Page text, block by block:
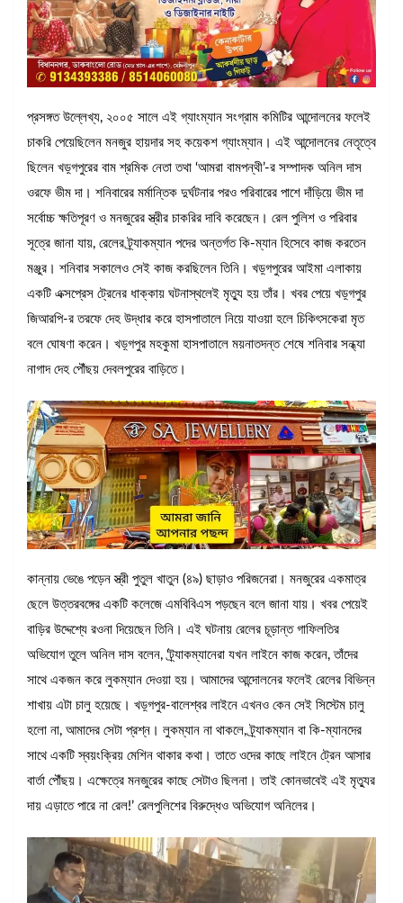
প্রসঙ্গত উল্লেখ্য, ২০০৫ সালে এই গ্যাংম্যান সংগ্রাম কমিটির আন্দোলনের ফলেই
চাকরি পেয়েছিলেন মনজুর হায়দার সহ কয়েকশ গ্যাংম্যান। এই আন্দোলনের নেতৃত্বে
ছিলেন খড়্গপুরের বাম শ্রমিক নেতা তথা ‘আমরা বামপন্থী’-র সম্পাদক অনিল দাস
ওরফে ভীম দা। শনিবারের মর্মান্তিক দুর্ঘটনার পরও পরিবারের পাশে দাঁড়িয়ে ভীম দা
সর্বোচ্চ ক্ষতিপূরণ ও মনজুরের স্ত্রীর চাকরির দাবি করেছেন। রেল পুলিশ ও পরিবার
সূত্রে জানা যায়, রেলের ট্র্যাকম্যান পদের অন্তর্গত কি-ম্যান হিসেবে কাজ করতেন
মঞ্জুর। শনিবার সকালেও সেই কাজ করছিলেন তিনি। খড়্গপুরের আইমা এলাকায়
একটি এক্সপ্রেস ট্রেনের ধাক্কায় ঘটনাস্থলেই মৃত্যু হয় তাঁর। খবর পেয়ে খড়্গপুর
জিআরপি-র তরফে দেহ উদ্ধার করে হাসপাতালে নিয়ে যাওয়া হলে চিকিৎসকেরা মৃত
বলে ঘোষণা করেন। খড়্গপুর মহকুমা হাসপাতালে ময়নাতদন্ত শেষে শনিবার সন্ধ্যা
নাগাদ দেহ পৌঁছয় দেবলপুরের বাড়িতে।
কান্নায় ভেঙে পড়েন স্ত্রী পুতুল খাতুন (৪৯) ছাড়াও পরিজনেরা। মনজুরের একমাত্র
ছেলে উত্তরবঙ্গের একটি কলেজে এমবিবিএস পড়ছেন বলে জানা যায়। খবর পেয়েই
বাড়ির উদ্দেশ্যে রওনা দিয়েছেন তিনি। এই ঘটনায় রেলের চূড়ান্ত গাফিলতির
অভিযোগ তুলে অনিল দাস বলেন, ‘ট্র্যাকম্যানেরা যখন লাইনে কাজ করেন, তাঁদের
সাথে একজন করে লুকম্যান দেওয়া হয়। আমাদের আন্দোলনের ফলেই রেলের বিভিন্ন
শাখায় এটা চালু হয়েছে। খড়্গপুর-বালেশ্বর লাইনে এখনও কেন সেই সিস্টেম চালু
হলো না, আমাদের সেটা প্রশ্ন। লুকম্যান না থাকলে, ট্র্যাকম্যান বা কি-ম্যানদের
সাথে একটি স্বয়ংক্রিয় মেশিন থাকার কথা। তাতে ওদের কাছে লাইনে ট্রেন আসার
বার্তা পৌঁছয়। এক্ষেত্রে মনজুরের কাছে সেটাও ছিলনা। তাই কোনভাবেই এই মৃত্যুর
দায় এড়াতে পারে না রেল!’ রেলপুলিশের বিরুদ্ধেও অভিযোগ অনিলের।